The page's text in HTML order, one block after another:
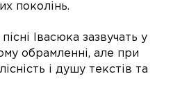
поколінь.
Івасюка зазвучать у
обрамленні, але при
і душу текстів та